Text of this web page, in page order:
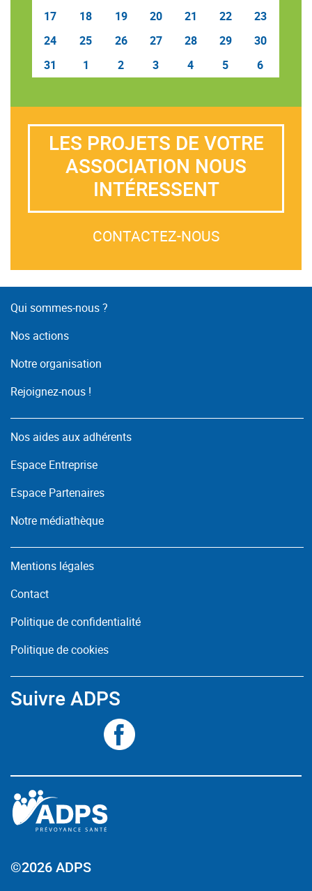
17
18 19 20 21 22
23
24
25 26 27 28 29
30
31
1 2 3 4 5 6
LES PROJETS DE VOTRE
ASSOCIATION NOUS
INTÉRESSENT
CONTACTEZ-NOUS
Qui sommes-nous ?
Nos actions
Notre organisation
Rejoignez-nous !
Nos aides aux adhérents
Espace Entreprise
Espace Partenaires
Notre médiathèque
Mentions légales
Contact
Politique de confidentialité
Politique de cookies
Suivre ADPS
©2026 ADPS